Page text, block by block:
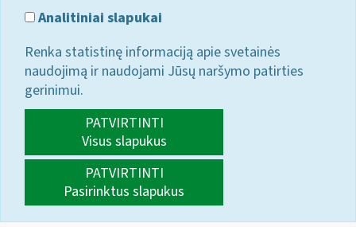
Analitiniai slapukai
Renka statistinę informaciją apie svetainės
naudojimą ir naudojami Jūsų naršymo patirties
gerinimui.
PATVIRTINTI
Visus slapukus
PATVIRTINTI
Pasirinktus slapukus